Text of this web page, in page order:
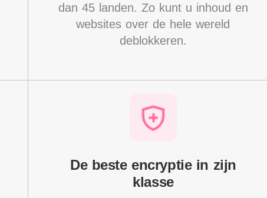
dan 45 landen. Zo kunt u inhoud en
websites over de hele wereld
deblokkeren.
De beste encryptie in zijn
klasse